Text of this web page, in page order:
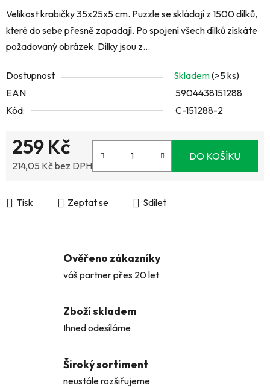
Velikost krabičky 35x25x5 cm. Puzzle se skládají z 1500 dílků,
které do sebe přesně zapadají. Po spojení všech dílků získáte
požadovaný obrázek. Dílky jsou z...
Dostupnost Skladem(>5 ks)
EAN
5904438151288
Kód:
C-151288-2
259 Kč
214,05 Kč bez DPH
DO KOŠÍKU
Tisk Zeptat se Sdílet
Ověřeno zákazníky
váš partner přes 20 let
Zboží skladem
Ihned odesíláme
Široký sortiment
neustále rozšiřujeme